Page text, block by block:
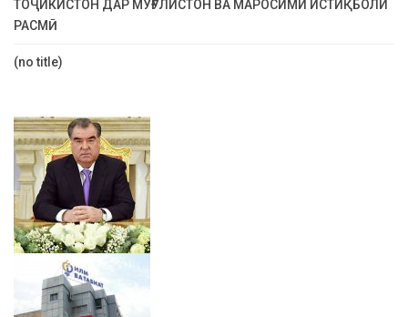
ТОҶИКИСТОН ДАР МУҒУЛИСТОН ВА МАРОСИМИ ИСТИҚБОЛИ
РАСМӢ
(no title)